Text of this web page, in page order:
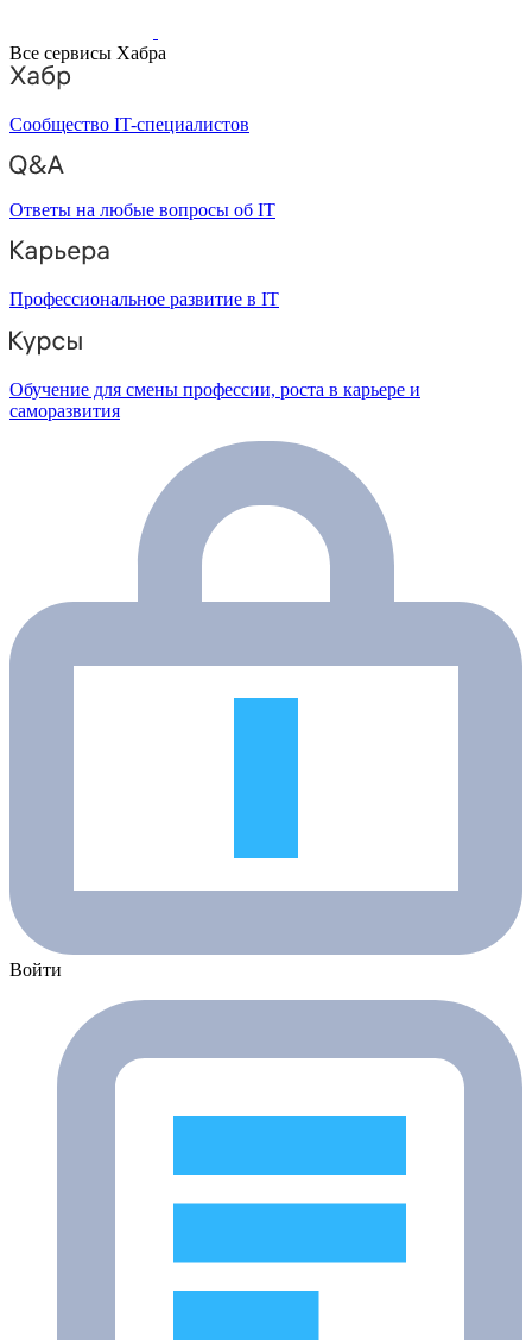
Все сервисы Хабра
Сообщество IT-специалистов
Ответы на любые вопросы об IT
Профессиональное развитие в IT
Обучение для смены профессии, роста в карьере и
саморазвития
Войти